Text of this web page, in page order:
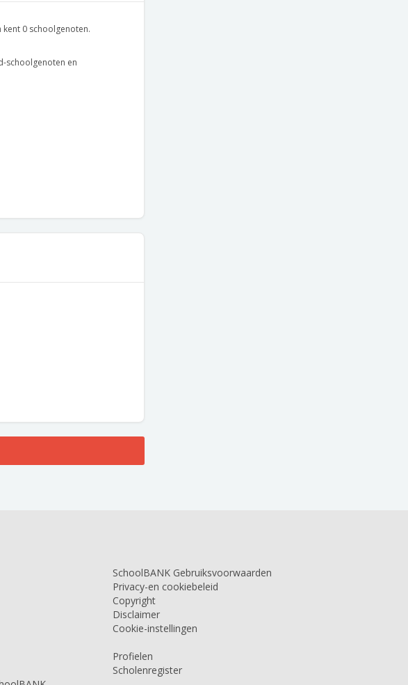
kent 0 schoolgenoten.
schoolgenoten en
SchoolBANK Gebruiksvoorwaarden
Privacy-en cookiebeleid
Copyright
Disclaimer
Cookie-instellingen
Profielen
Scholenregister